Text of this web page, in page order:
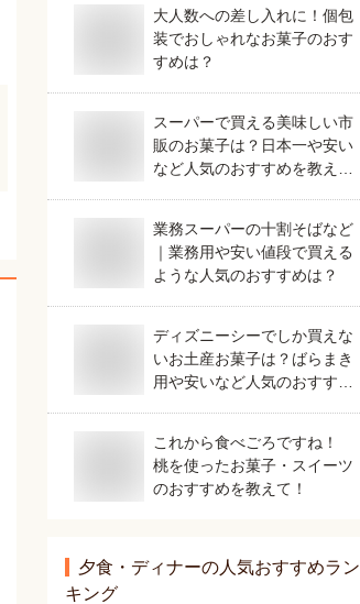
大人数への差し入れに！個包
装でおしゃれなお菓子のおす
すめは？
スーパーで買える美味しい市
販のお菓子は？日本一や安い
など人気のおすすめを教え
業務スーパーの十割そばなど
｜業務用や安い値段で買える
ような人気のおすすめは？
ディズニーシーでしか買えな
いお土産お菓子は？ばらまき
用や安いなど人気のおすすめ
これから食べごろですね！
桃を使ったお菓子・スイーツ
のおすすめを教えて！
夕食・ディナーの人気おすすめラン
キング